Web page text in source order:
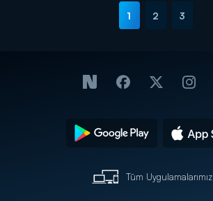
1 2 3
Tüm Uygulamalarımız